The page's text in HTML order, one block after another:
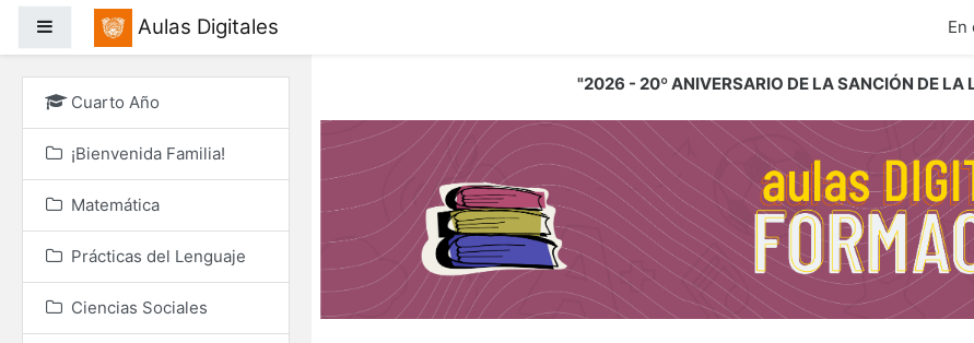
"2026 - 20º ANIVERSARIO DE LA SANCIÓN DE
Panel lateralAulas Digitales En
Cuarto Año
¡Bienvenida Familia!
Matemática
Prácticas del Lenguaje
Ciencias Sociales